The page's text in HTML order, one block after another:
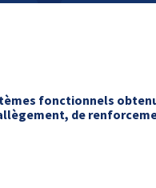
fonctionnels
de